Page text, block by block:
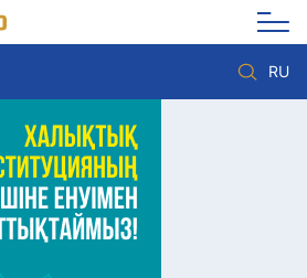
RU
Көзқарас
Видео